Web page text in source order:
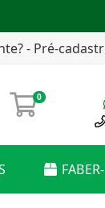
- Pré-
0